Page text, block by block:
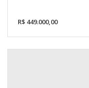
R$ 449.000,00